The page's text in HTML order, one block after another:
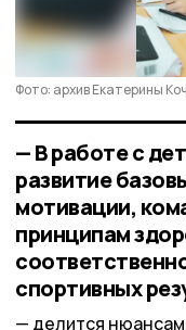
Фото: архив Екатерины
— В работе с
развитие
мотивации,
принципам
спортивных
делится